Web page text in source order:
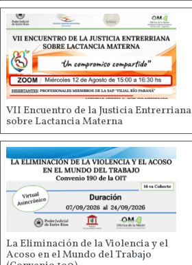
VII Encuentro de la Justicia Entrerriana
sobre Lactancia Materna
La Eliminación de la Violencia y el
Acoso en el Mundo del Trabajo